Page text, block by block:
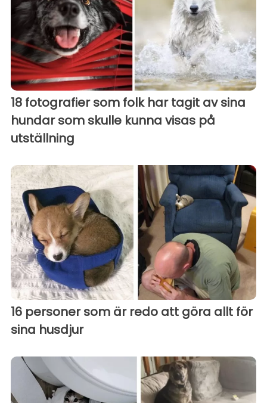
18 fotografier som folk har tagit av sina
hundar som skulle kunna visas på
utställning
16 personer som är redo att göra allt för
sina husdjur